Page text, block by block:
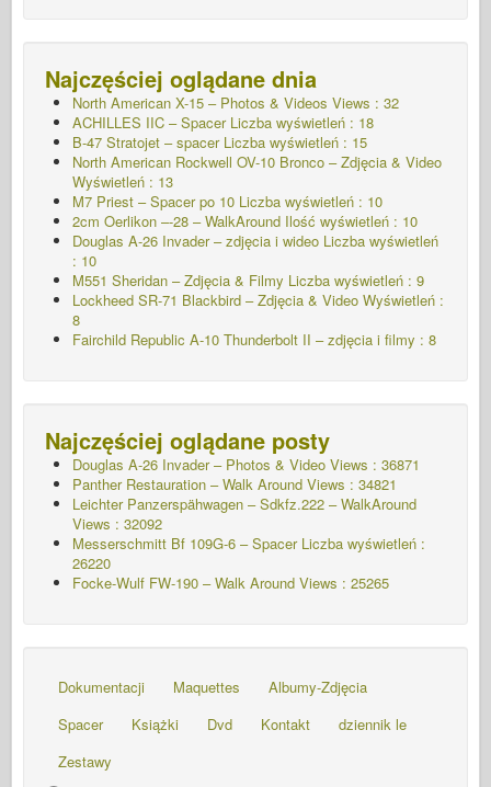
Najczęściej oglądane dnia
North American X-15 – Photos & Videos Views : 32
ACHILLES IIC – SpacerLiczba wyświetleń : 18
B-47 Stratojet – spacer Liczba wyświetleń : 15
North American Rockwell OV-10 Bronco – Zdjęcia & Video
Wyświetleń : 13
M7 Priest – Spacer po 10 Liczba wyświetleń : 10
2cm Oerlikon –-28 – WalkAround Ilość wyświetleń : 10
Douglas A-26 Invader – zdjęcia i wideo Liczba wyświetleń
: 10
M551 Sheridan – Zdjęcia & Filmy Liczba wyświetleń : 9
Lockheed SR-71 Blackbird – Zdjęcia & Video Wyświetleń :
8
Fairchild Republic A-10 Thunderbolt II – zdjęcia i filmy : 8
Najczęściej oglądane posty
Douglas A-26 Invader – Photos & Video Views : 36871
Panther Restauration – Walk Around Views : 34821
Leichter Panzerspähwagen – Sdkfz.222 – WalkAround
Views : 32092
Messerschmitt Bf 109G-6 – SpacerLiczba wyświetleń :
26220
Focke-Wulf FW-190 – Walk Around Views : 25265
Dokumentacji Maquettes
Albumy-Zdjęcia
Spacer
Książki Dvd Kontakt
dziennik le
Zestawy